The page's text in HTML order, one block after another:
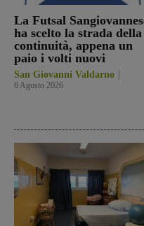
La Futsal
ha scelto la strada della
continuità, appena un
paio i volti nuovi
San Giovanni Valdarno
6 Agosto 2026